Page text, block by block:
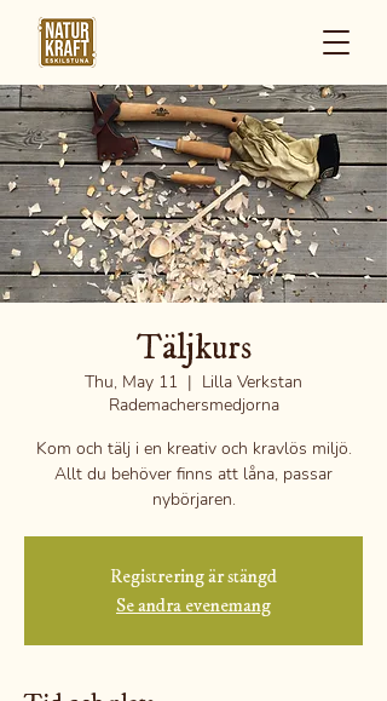
Täljkurs
Thu, May 11
  |
Lilla Verkstan
Rademachersmedjorna
Kom och tälj i en kreativ och kravlös miljö.
Allt du behöver finns att låna, passar
nybörjaren.
Registrering är stängd
Se andra evenemang